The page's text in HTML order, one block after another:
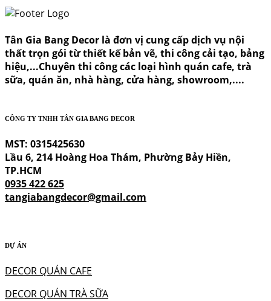
Tân Gia Bang Decor là đơn vị cung cấp dịch vụ nội
thất trọn gói từ thiết kế bản vẽ, thi công cải tạo, bảng
hiệu,...Chuyên thi công các loại hình quán cafe, trà
sữa, quán ăn, nhà hàng, cửa hàng, showroom,....
CÔNG TY TNHH TÂN GIA BANG DECOR
MST: 0315425630
Lầu 6, 214 Hoàng Hoa Thám, Phường Bảy Hiền,
TP.HCM
0935 422 625
tangiabangdecor@gmail.com
DỰ ÁN
DECOR QUÁN CAFE
DECOR QUÁN TRÀ SỮA